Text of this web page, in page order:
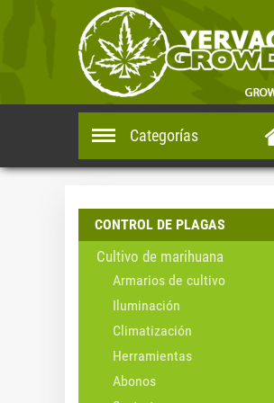
Categorías
CONTROL DE PLAGAS
Cultivo de marihuana
Armarios de cultivo
Iluminación
Climatización
Herramientas
Abonos